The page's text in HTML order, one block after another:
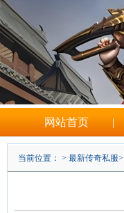
网站首页 |
当前位置： > 最新传奇私服